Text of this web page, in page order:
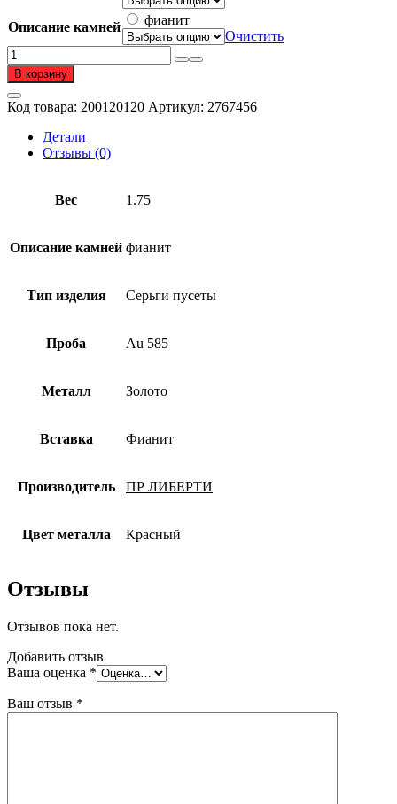
Описание камней
фианит
Очистить
Количество
товара
Серьги
пусеты
из
золота
пробы
фианитом
В корзину
Код товара: 200120120 Артикул: 2767456
Детали
Отзывы (0)
Вес 1.75
Описание камней фианит
Тип изделия Серьги пусеты
Проба Au 585
Металл Золото
Вставка Фианит
Производитель ПР ЛИБЕРТИ
Цвет металла Красный
Отзывы
Отзывов пока нет.
Добавить отзыв
Ваша оценка *
Ваш отзыв *